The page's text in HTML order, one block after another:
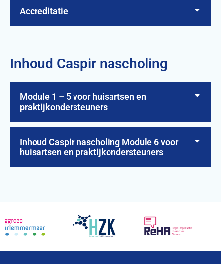
Accreditatie
Inhoud Caspir nascholing
Module 1 – 5 voor huisartsen en
praktijkondersteuners
Inhoud Caspir nascholing Module 6 voor
huisartsen en praktijkondersteuners